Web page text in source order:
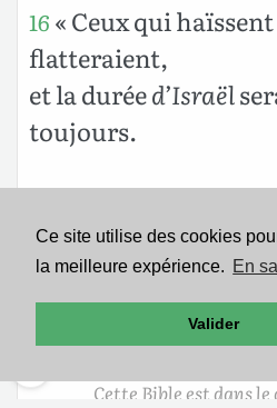
Ce site utilise des cookies
la meilleure expérience. En
Valider
16 « Ceux qui
flatteraient,
et la duréed’Israël
toujours.
froment,
et je le rassasierais du
rocher?»
Cette Bible est dans